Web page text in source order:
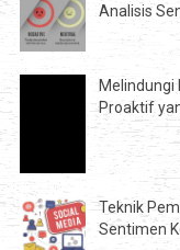
Analisis
Melindungi
Proaktif
Teknik
Sentimen